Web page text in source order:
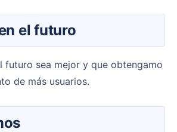
el futuro
de más usuarios.